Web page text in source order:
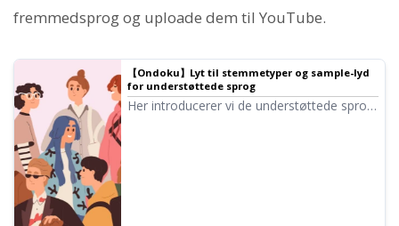
fremmedsprog og uploade dem til YouTube.
【Ondoku】Lyt til stemmetyper og sample-lyd
for understøttede sprog
Her introducerer vi de understøttede sprog